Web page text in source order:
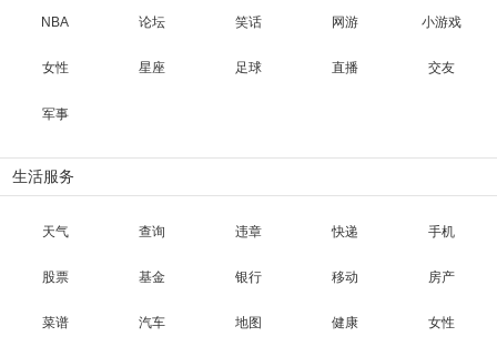
NBA 论坛 笑话 网游 小游戏
女性 星座 足球 直播 交友
军事
生活服务
天气 查询 违章 快递 手机
股票 基金 银行 移动 房产
菜谱 汽车 地图 健康 女性